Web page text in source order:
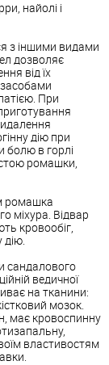
найолі і
з іншими видами
дозволяє
від їх
При
дію при
болю в горлі
ромашки,
ромашка
міхура. Відвар
кровообіг,
дію.
сандалового
ведичної
на тканини:
мозок.
має кровоспинну
властивостям